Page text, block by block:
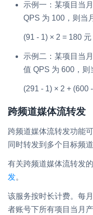
示例一：某项目当
QPS 为 100，则当
(91 - 1) × 2 = 180 元
示例二：某项目当
值 QPS 为 600，则
(291 - 1) × 2 + (600
跨频道媒体流转发
跨频道媒体流转发功能
同时转发到多个目标频道
有关跨频道媒体流转发
发。
该服务按时长计费。每
者账号下所有项目当月